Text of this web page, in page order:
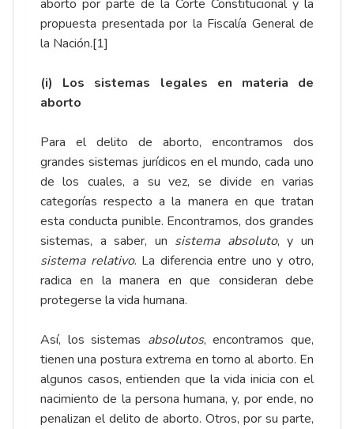
aborto por parte de la Corte Constitucional y la
propuesta presentada por la Fiscalía General de
la Nación.[1]
(i) Los sistemas legales en materia de
aborto
Para el delito de aborto, encontramos dos
grandes sistemas jurídicos en el mundo, cada uno
de los cuales, a su vez, se divide en varias
categorías respecto a la manera en que tratan
esta conducta punible. Encontramos, dos grandes
sistemas, a saber, un sistema absoluto, y un
sistema relativo. La diferencia entre uno y otro,
radica en la manera en que consideran debe
protegerse la vida humana.
Así, los sistemas absolutos, encontramos que,
tienen una postura extrema en torno al aborto. En
algunos casos, entienden que la vida inicia con el
nacimiento de la persona humana, y, por ende, no
penalizan el delito de aborto. Otros, por su parte,